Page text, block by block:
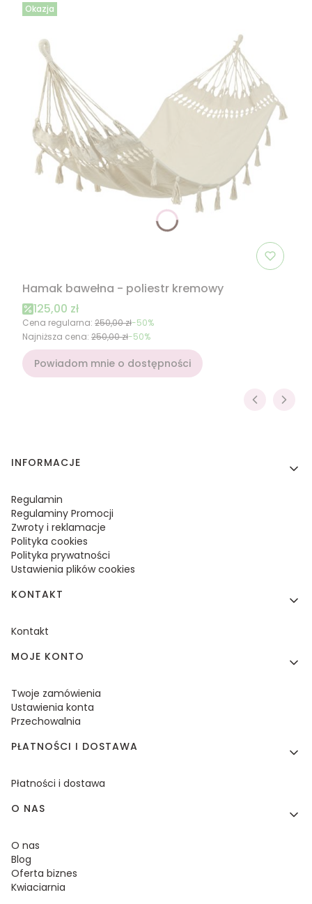
Okazja
Hamak bawełna - poliestr kremowy
Cena promocyjna
125,00 zł
Cena regularna: 250,00 zł-50%
Najniższa cena: 250,00 zł-50%
Powiadom mnie o dostępności
Linki w stopce
INFORMACJE
Regulamin
Regulaminy Promocji
Zwroty i reklamacje
Polityka cookies
Polityka prywatności
Ustawienia plików cookies
KONTAKT
Kontakt
MOJE KONTO
Twoje zamówienia
Ustawienia konta
Przechowalnia
PŁATNOŚCI I DOSTAWA
Płatności i dostawa
O NAS
O nas
Blog
Oferta biznes
Kwiaciarnia